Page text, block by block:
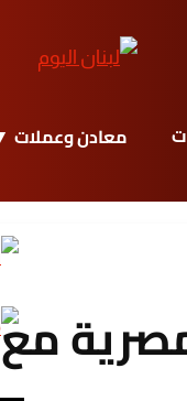
معادن وعملات
مع